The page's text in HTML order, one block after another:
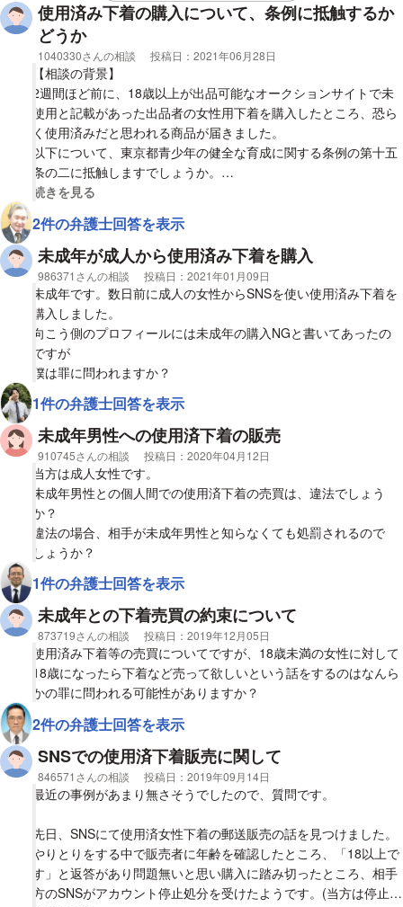
使用済み下着の購入について、条例に抵触するか
どうか
相談者
1040330さんの相談 投稿日： 2021年06月28日
【相談の背景】
2週間ほど前に、18歳以上が出品可能なオークションサイトで未
使用と記載があった出品者の女性用下着を購入したところ、恐ら
く使用済みだと思われる商品が届きました。
以下について、東京都青少年の健全な育成に関する条例の第十五
条の二に抵触しますでしょうか。
仮に出品者が第三者のアカウントを利用した18歳未満だった場合
は、購入者は条例に抵触しますでしょうか。
【質問2】
出品者が家族や友人など知人の18歳未満の使用済み下着を代行で
販売していた場合、購入者は条例に抵触しますでしょうか。
視覚的に省略された相談全文の
続きを見る
2件の弁護士回答を表示
未成年が成人から使用済み下着を購入
相談者
986371さんの相談 投稿日： 2021年01月09日
未成年です。数日前に成人の女性からSNSを使い使用済み下着を
購入しました。
向こう側のプロフィールには未成年の購入NGと書いてあったの
ですが
僕は罪に問われますか？
1件の弁護士回答を表示
未成年男性への使用済下着の販売
相談者
910745さんの相談 投稿日： 2020年04月12日
当方は成人女性です。
未成年男性との個人間での使用済下着の売買は、違法でしょう
か？
違法の場合、相手が未成年男性と知らなくても処罰されるので
しょうか？
1件の弁護士回答を表示
未成年との下着売買の約束について
相談者
873719さんの相談 投稿日： 2019年12月05日
使用済み下着等の売買についてですが、18歳未満の女性に対して
18歳になったら下着など売って欲しいという話をするのはなんら
かの罪に問われる可能性がありますか？
2件の弁護士回答を表示
SNSでの使用済下着販売に関して
相談者
846571さんの相談 投稿日： 2019年09月14日
最近の事例があまり無さそうでしたので、質問です。
先日、SNSにて使用済女性下着の郵送販売の話を見つけました。
やりとりをする中で販売者に年齢を確認したところ、「18以上で
す」と返答があり問題無いと思い購入に踏み切ったところ、相手
方のSNSがアカウント停止処分を受けたようです。(当方は停止さ